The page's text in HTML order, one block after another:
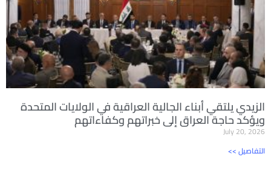
الزيدي يلتقي أبناء الجالية العراقية في الولايات المتحدة
ويؤكد حاجة العراق إلى خبراتهم وكفاءاتهم
July 20, 2026
<< التفاصيل